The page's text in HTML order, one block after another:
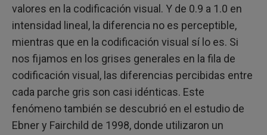
valores en la codificación visual. Y de 0.9 a 1.0 en
intensidad lineal, la diferencia no es perceptible,
mientras que en la codificación visual sí lo es. Si
nos fijamos en los grises generales en la fila de
codificación visual, las diferencias percibidas entre
cada parche gris son casi idénticas. Este
fenómeno también se descubrió en el estudio de
Ebner y Fairchild de 1998, donde utilizaron un